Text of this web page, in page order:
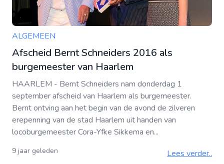
ALGEMEEN
Afscheid Bernt Schneiders 2016 als
burgemeester van Haarlem
HAARLEM - Bernt Schneiders nam donderdag 1
september afscheid van Haarlem als burgemeester.
Bernt ontving aan het begin van de avond de zilveren
erepenning van de stad Haarlem uit handen van
locoburgemeester Cora-Yfke Sikkema en...
9 jaar geleden Lees verder..